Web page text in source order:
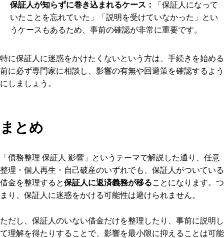
保証人が知らずに巻き込まれるケース：
「保証人になって
いたことを忘れていた」「説明を受けていなかった」とい
うケースもあるため、事前の確認が非常に重要です。
特に保証人に迷惑をかけたくないという方は、手続きを始める
前に必ず専門家に相談し、影響の有無や回避策を確認するよう
にしましょう。
まとめ
「債務整理 保証人 影響」というテーマで解説した通り、任意
整理・個人再生・自己破産のいずれでも、保証人がついている
借金を整理すると保証人に返済義務が移ることになります。つ
まり、保証人に迷惑をかける可能性は避けられません。
ただし、保証人のいない借金だけを整理したり、事前に説明し
て理解を得たりすることで、影響を最小限に抑えることは可能